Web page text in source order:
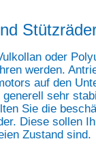
oder
werden.
auf den
sehr
Sie die
Diese sollen
Zustand sind.